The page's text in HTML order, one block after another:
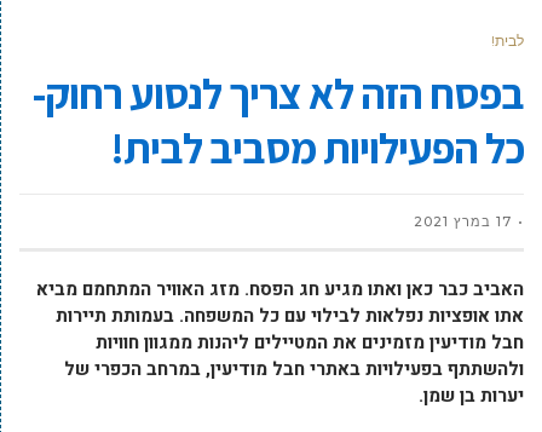
לבית!
בפסח הזה לא צריך לנסוע רחוק-
כל הפעילויות מסביב לבית!
17 במרץ 2021
האביב כבר כאן ואתו מגיע חג הפסח. מזג האוויר המתחמם מביא
אתו אופציות נפלאות לבילוי עם כל המשפחה. בעמותת תיירות
חבל מודיעין מזמינים את המטיילים ליהנות ממגוון חוויות
ולהשתתף בפעילויות באתרי חבל מודיעין, במרחב הכפרי של
יערות בן שמן.